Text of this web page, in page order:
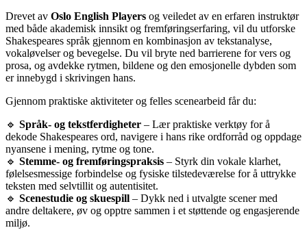
Drevet av Oslo English Players og veiledet av en erfaren instruktør
med både akademisk innsikt og fremføringserfaring, vil du utforske
Shakespeares språk gjennom en kombinasjon av tekstanalyse,
vokaløvelser og bevegelse. Du vil bryte ned barrierene for vers og
prosa, og avdekke rytmen, bildene og den emosjonelle dybden som
er innebygd i skrivingen hans.
Gjennom praktiske aktiviteter og felles scenearbeid får du:
🔹 Språk- og tekstferdigheter – Lær praktiske verktøy for å
dekode Shakespeares ord, navigere i hans rike ordforråd og oppdage
nyansene i mening, rytme og tone.
🔹 Stemme- og fremføringspraksis – Styrk din vokale klarhet,
følelsesmessige forbindelse og fysiske tilstedeværelse for å uttrykke
teksten med selvtillit og autentisitet.
🔹 Scenestudie og skuespill – Dykk ned i utvalgte scener med
andre deltakere, øv og opptre sammen i et støttende og engasjerende
miljø.